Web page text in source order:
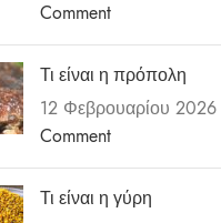
Comment
Τι είναι η πρόπολη
12 Φεβρουαρίου 2026
Comment
Τι είναι η γύρη